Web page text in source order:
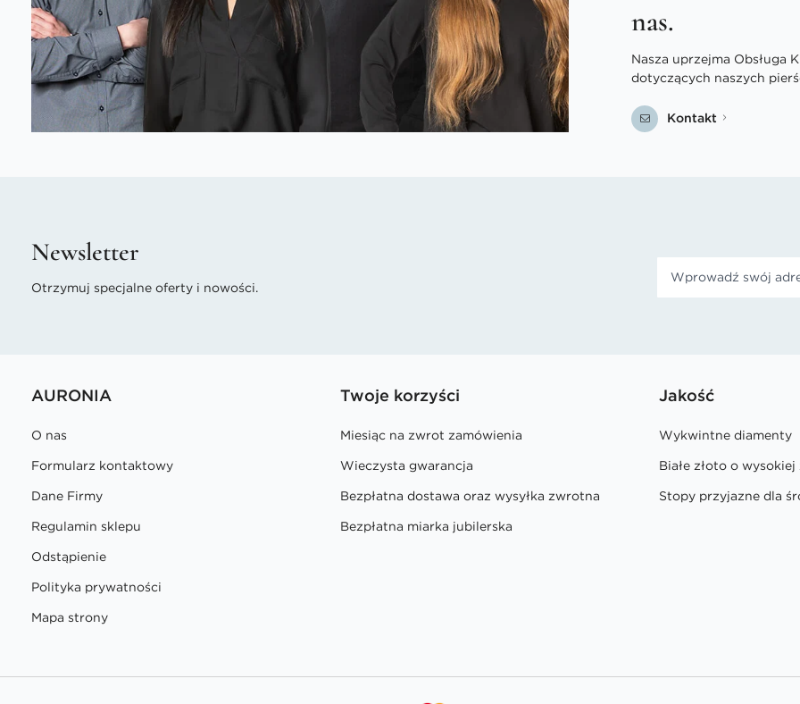
nas.
Nasza uprzejma Obsługa
dotyczących naszych
Kontakt
Newsletter
Otrzymuj specjalne oferty i nowości.
AURONIA
O nas
Formularz kontaktowy
Dane Firmy
Regulamin sklepu
Odstąpienie
Polityka prywatności
Mapa strony
Twoje korzyści
Miesiąc na zwrot zamówienia
Wieczysta gwarancja
Bezpłatna dostawa oraz wysyłka zwrotna
Bezpłatna miarka jubilerska
Jakość
Wykwintne diamenty
Białe złoto o
Stopy przyjazne dla